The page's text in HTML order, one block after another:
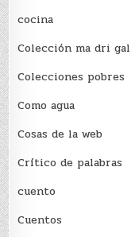
cocina
Colección ma dri gal
Colecciones pobres
Como agua
Cosas de la web
Crítico de palabras
cuento
Cuentos